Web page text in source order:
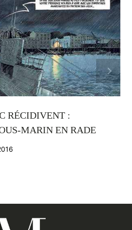
RÉCIDIVENT :
MARIN EN RADE